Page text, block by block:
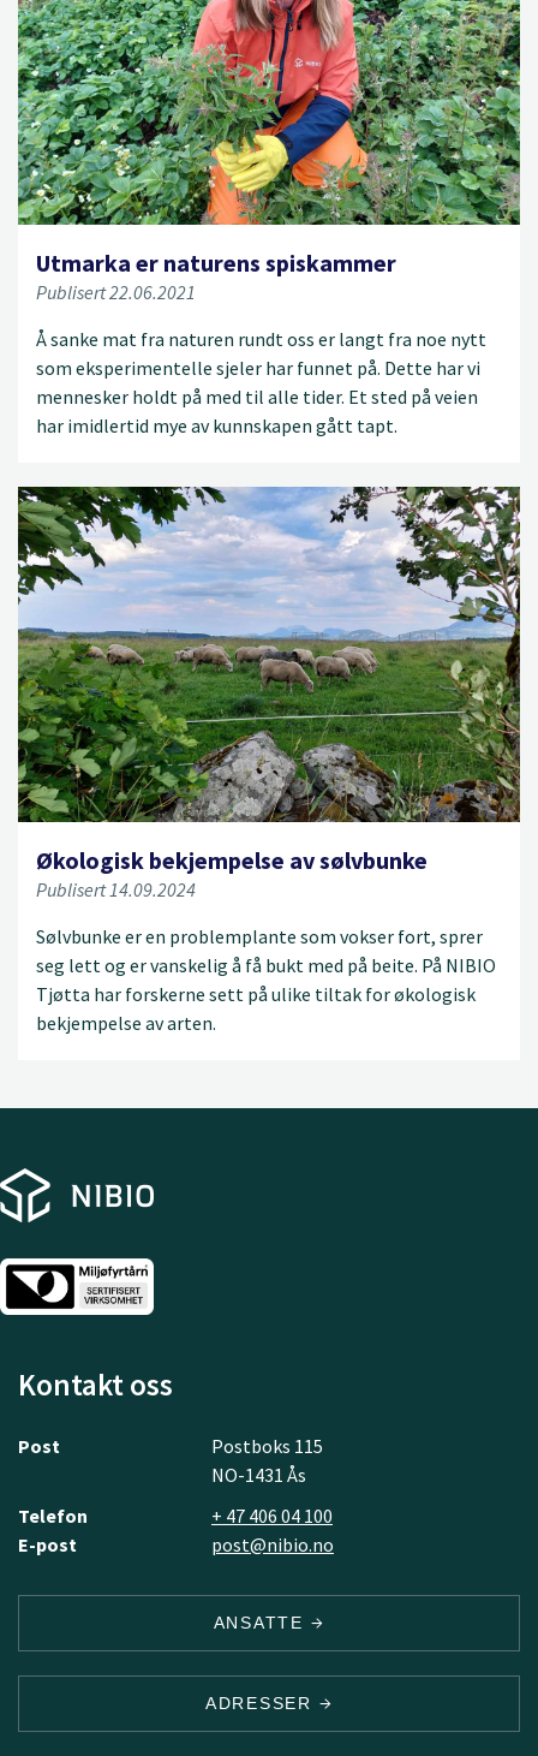
Utmarka er naturens spiskammer
Publisert 22.06.2021
Å sanke mat fra naturen rundt oss er langt fra noe nytt
som eksperimentelle sjeler har funnet på. Dette har vi
mennesker holdt på med til alle tider. Et sted på veien
har imidlertid mye av kunnskapen gått tapt.
Økologisk bekjempelse av sølvbunke
Publisert 14.09.2024
Sølvbunke er en problemplante som vokser fort, sprer
seg lett og er vanskelig å få bukt med på beite. På NIBIO
Tjøtta har forskerne sett på ulike tiltak for økologisk
bekjempelse av arten.
Kontakt oss
Post
Postboks 115
NO-1431 Ås
Telefon
+ 47 406 04 100
E-post
post@nibio.no
ANSATTE
ADRESSER